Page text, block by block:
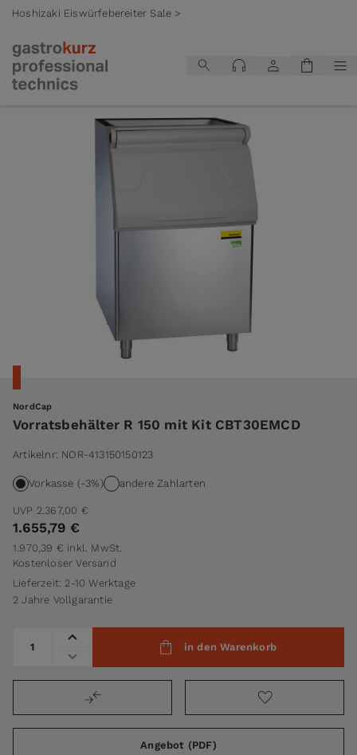
Hoshizaki Eiswürfebereiter Sale >
NordCap
Vorratsbehälter R 150 mit Kit CBT30EMCD
Artikelnr: NOR-413150150123
Vorkasse (-3%) andere Zahlarten
UVP 2.367,00 €
1.655,79 €
1.970,39 € inkl. MwSt.
Kostenloser Versand
Lieferzeit: 2-10 Werktage
2 Jahre Vollgarantie
in den Warenkorb
Angebot (PDF)